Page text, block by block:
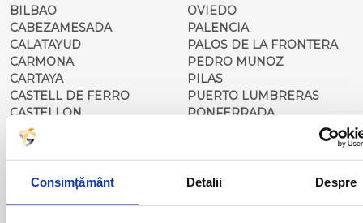
Consimțământ Detalii Despre
BILBAO
CABEZAMESADA
CALATAYUD
CARMONA
CARTAYA
CASTELL DE FERRO
CASTELLON
CORDOBA
CORRAL DE ALMAGUER
COSLADA
CARBONERO EL MAYOR
OVIEDO
PALENCIA
PALOS DE LA FRONTERA
PEDRO MUNOZ
PILAS
PUERTO LUMBRERAS
PONFERRADA
PORTA DE BARCELONA
QUINTENAR DE LA ORDEN